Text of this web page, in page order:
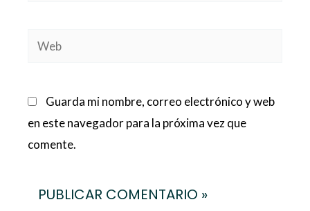
Web
Guarda mi nombre, correo electrónico y web
en este navegador para la próxima vez que
comente.